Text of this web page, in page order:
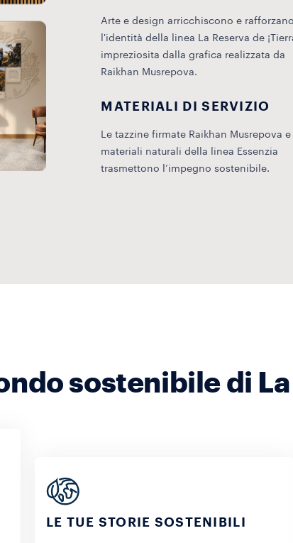
Arte e design arricchiscono e rafforzano
l'identità della linea La Reserva de
impreziosita dalla grafica realizzata da
Raikhan Musrepova.
MATERIALI DI SERVIZIO
Le tazzine firmate Raikhan Musrepova e
materiali naturali della linea Essenzia
trasmettono l’impegno sostenibile.
sostenibile di La
LE TUE STORIE SOSTENIBILI